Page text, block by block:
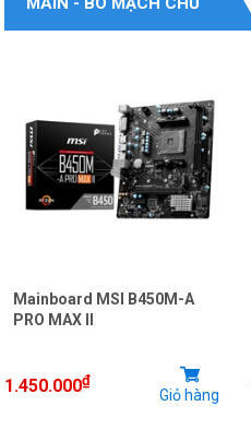
Mainboard MSI B450M-A
PRO MAX II
1.450.000₫
Giỏ hàng